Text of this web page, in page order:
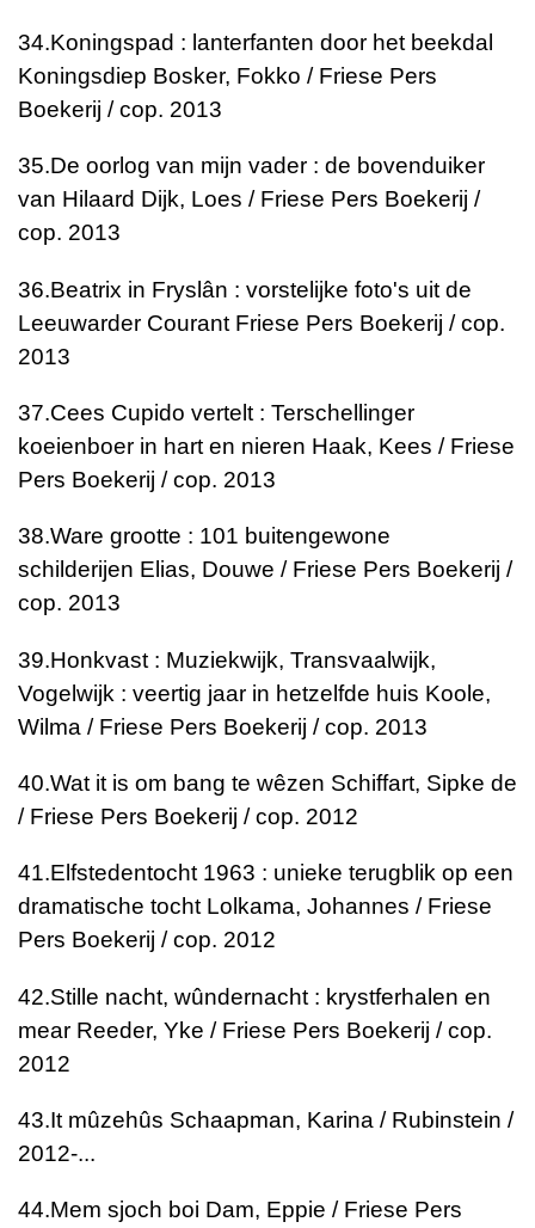
34.Koningspad : lanterfanten door het beekdal
Koningsdiep Bosker, Fokko / Friese Pers
Boekerij / cop. 2013
35.De oorlog van mijn vader : de bovenduiker
van Hilaard Dijk, Loes / Friese Pers Boekerij /
cop. 2013
36.Beatrix in Fryslân : vorstelijke foto's uit de
Leeuwarder Courant Friese Pers Boekerij / cop.
2013
37.Cees Cupido vertelt : Terschellinger
koeienboer in hart en nieren Haak, Kees / Friese
Pers Boekerij / cop. 2013
38.Ware grootte : 101 buitengewone
schilderijen Elias, Douwe / Friese Pers Boekerij /
cop. 2013
39.Honkvast : Muziekwijk, Transvaalwijk,
Vogelwijk : veertig jaar in hetzelfde huis Koole,
Wilma / Friese Pers Boekerij / cop. 2013
40.Wat it is om bang te wêzen Schiffart, Sipke de
/ Friese Pers Boekerij / cop. 2012
41.Elfstedentocht 1963 : unieke terugblik op een
dramatische tocht Lolkama, Johannes / Friese
Pers Boekerij / cop. 2012
42.Stille nacht, wûndernacht : krystferhalen en
mear Reeder, Yke / Friese Pers Boekerij / cop.
2012
43.It mûzehûs Schaapman, Karina / Rubinstein /
2012-...
44.Mem sjoch boi Dam, Eppie / Friese Pers